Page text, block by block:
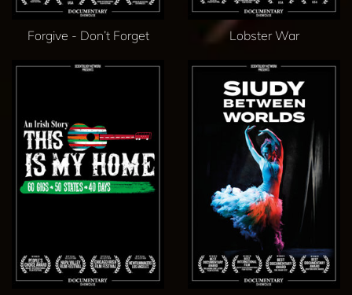
Forgive - Don’t Forget Lobster War